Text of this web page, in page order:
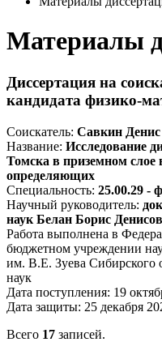
Материалы
Диссертация на
кандидата физико-
Соискатель: Савкин
Название: Исследование
Томска в приземном слое
определяющих
Специальность: 25.00.29 -
Научный руководитель:
наук Белан Борис
Работа выполнена в
бюджетном учреждении
им. В.Е. Зуева Сибирского
наук
Дата поступления: 19
Дата защиты: 25 декабря
Всего 17 записей.